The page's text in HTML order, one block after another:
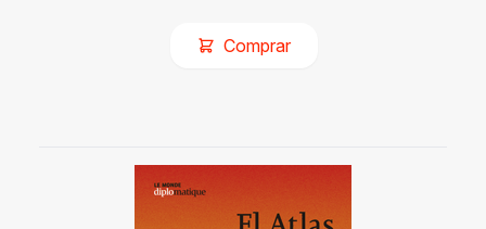
Comprar